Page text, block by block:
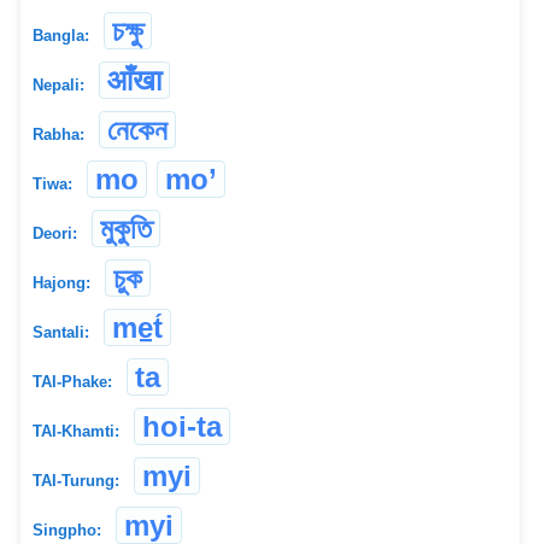
Bangla: চক্ষু
Nepali: आँखा
Rabha: নেকেন
Tiwa: mo mo’
Deori: মুকুতি
Hajong: চুক
Santali: me̠t́
TAI-Phake: ta
TAI-Khamti: hoi-ta
TAI-Turung: myi
Singpho: myi